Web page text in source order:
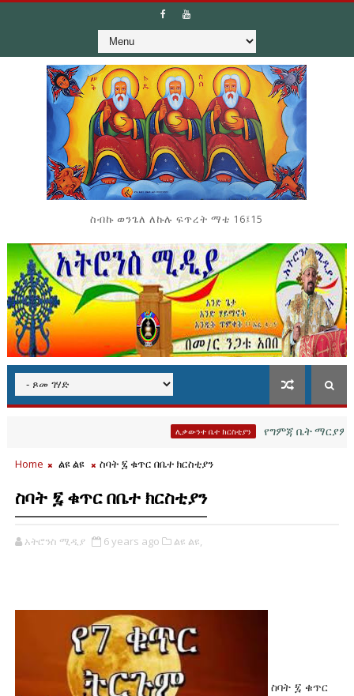
ስብኩ ወንጌለ ለኩሉ ፍጥረት ማቴ 16፤15
ሊቃውንተ ቤተ ክርስቲያን የግምጃ ቤት ማርያም
Home ልዩ ልዩ ስባት ፯ ቁጥር በቤተ ክርስቲያን
ስባት ፯ ቁጥር በቤተ ክርስቲያን
አትሮንስ ሚዲያ 6 years ago ልዩ ልዩ,
ስባት ፯ ቁጥር